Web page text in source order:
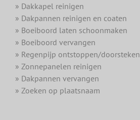
» Dakkapel reinigen
» Dakpannen reinigen en coaten
» Boeiboord laten schoonmaken
» Boeiboord vervangen
» Regenpijp ontstoppen/doorsteken
» Zonnepanelen reinigen
» Dakpannen vervangen
» Zoeken op plaatsnaam